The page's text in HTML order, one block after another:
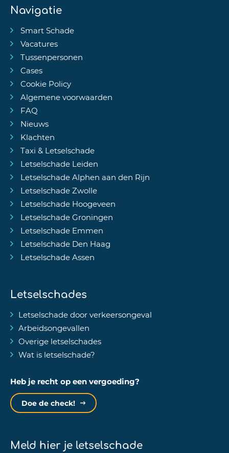
Navigatie
Smart Schade
Vacatures
Tussenpersonen
Cases
Cookie Policy
Algemene voorwaarden
FAQ
Nieuws
Klachten
Taxi & Letselschade
Letselschade Leiden
Letselschade Alphen aan den Rijn
Letselschade Zwolle
Letselschade Hoogeveen
Letselschade Groningen
Letselschade Emmen
Letselschade Den Haag
Letselschade Assen
Letselschades
Letselschade door verkeersongeval
Arbeidsongevallen
Overige letselschades
Wat is letselschade?
Heb je recht op een vergoeding?
Doe de check!
Meld hier je letselschade